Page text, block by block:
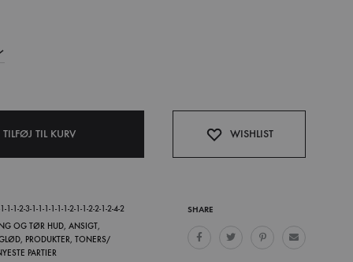
TILFØJ TIL KURV WISHLIST
SHARE
1-1-2-3-1-1-1-1-1-1-2-1-1-2-2-1-2-4-2
OG TØR HUD, ANSIGT,
, PRODUKTER, TONERS/
PARTIER